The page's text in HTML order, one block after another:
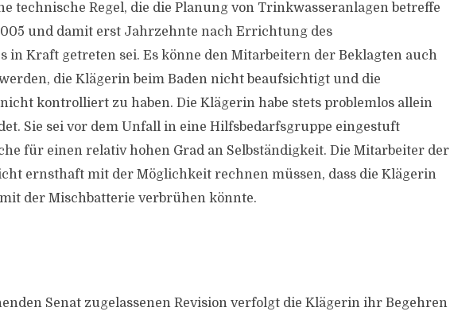
technische Regel, die die Planung von Trinkwasseranlagen betreffe
und damit erst Jahrzehnte nach Errichtung des
in Kraft getreten sei. Es könne den Mitarbeitern der Beklagten auch
die Klägerin beim Baden nicht beaufsichtigt und die
kontrolliert zu haben. Die Klägerin habe stets problemlos allein
Sie sei vor dem Unfall in eine Hilfsbedarfsgruppe eingestuft
für einen relativ hohen Grad an Selbständigkeit. Die Mitarbeiter der
ernsthaft mit der Möglichkeit rechnen müssen, dass die Klägerin
der Mischbatterie verbrühen könnte.
Senat zugelassenen Revision verfolgt die Klägerin ihr Begehren